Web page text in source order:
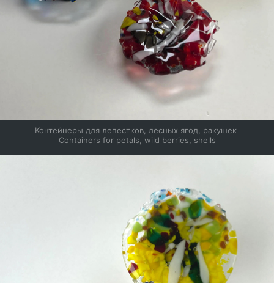
Контейнеры для лепестков, лесных ягод, ракушек
Containers for petals, wild berries, shells